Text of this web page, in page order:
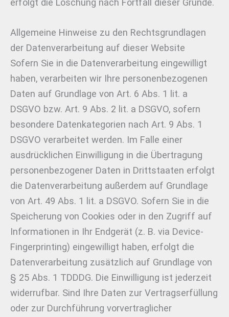
Allgemeine Hinweise zu den Rechtsgrundlagen
der Datenverarbeitung auf dieser Website
Sofern Sie in die Datenverarbeitung eingewilligt
haben, verarbeiten wir Ihre personenbezogenen
Daten auf Grundlage von Art. 6 Abs. 1 lit. a
DSGVO bzw. Art. 9 Abs. 2 lit. a DSGVO, sofern
besondere Datenkategorien nach Art. 9 Abs. 1
DSGVO verarbeitet werden. Im Falle einer
ausdrücklichen Einwilligung in die Übertragung
personenbezogener Daten in Drittstaaten erfolgt
die Datenverarbeitung außerdem auf Grundlage
von Art. 49 Abs. 1 lit. a DSGVO. Sofern Sie in die
Speicherung von Cookies oder in den Zugriff auf
Informationen in Ihr Endgerät (z. B. via Device-
Fingerprinting) eingewilligt haben, erfolgt die
Datenverarbeitung zusätzlich auf Grundlage von
§ 25 Abs. 1 TDDDG. Die Einwilligung ist jederzeit
widerrufbar. Sind Ihre Daten zur Vertragserfüllung
oder zur Durchführung vorvertraglicher